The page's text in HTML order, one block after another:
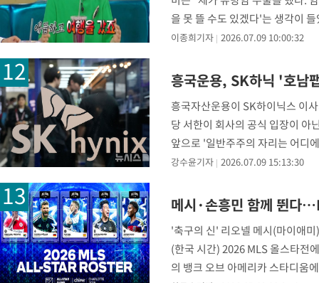
을 못 뜰 수도 있겠다'는 생각이
이종희기자 2026.07.09 10:00:32
흥국운용, SK하닉 '호남
흥국자산운용이 SK하이닉스 이
당 서한이 회사의 공식 입장이 아
앞으로 '일반주주의 자리는 어디
계획이 이사회 심의·의결 이
강수윤기자 2026.07.09 15:13:30
메시·손흥민 함께 뛴다
'축구의 신' 리오넬 메시(마이애
(한국 시간) 2026 MLS 올스타전
의 뱅크 오브 아메리카 스타디움